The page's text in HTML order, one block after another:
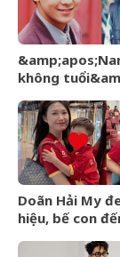
không
nghiêm trọng
Doãn Hải My
hiệu, bế con
thường có